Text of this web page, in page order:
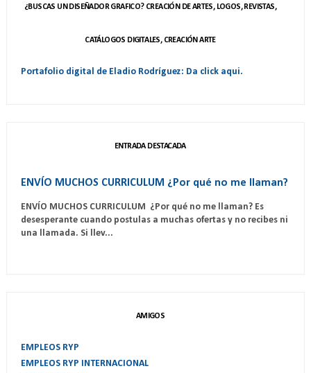
¿BUSCAS UN DISEÑADOR GRAFICO? CREACIÓN DE ARTES, LOGOS, REVISTAS,
CATÁLOGOS DIGITALES, CREACIÓN ARTE
Portafolio digital de Eladio Rodríguez: Da click aqui.
ENTRADA DESTACADA
ENVÍO MUCHOS CURRICULUM ¿Por qué no me llaman?
ENVÍO MUCHOS CURRICULUM ¿Por qué no me llaman? Es
desesperante cuando postulas a muchas ofertas y no recibes ni
una llamada. Si llev...
AMIGOS
EMPLEOS RYP
EMPLEOS RYP INTERNACIONAL